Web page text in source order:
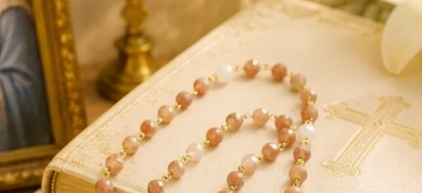
La pierre de lune est aussi une
et harmonie. Stimulant la
prémonitoires, elle favorise la
de par son action douce et
Sur le plan physique, le quartz
la respiration. Utilisée
les déséquilibres endocriniens.
rose confère ces bienfaits au
circulation sanguine et aide à
attribue au quartz rose des vertus